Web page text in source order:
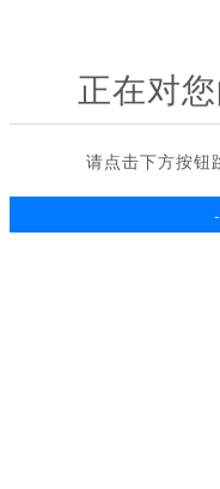
正在对
请点击下方按钮